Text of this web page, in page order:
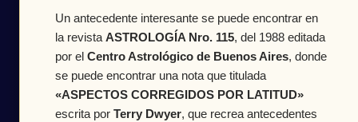
Un antecedente interesante se puede encontrar en
la revista ASTROLOGÍA Nro. 115, del 1988 editada
por el Centro Astrológico de Buenos Aires, donde
se puede encontrar una nota que titulada
«ASPECTOS CORREGIDOS POR LATITUD»
escrita por Terry Dwyer, que recrea antecedentes